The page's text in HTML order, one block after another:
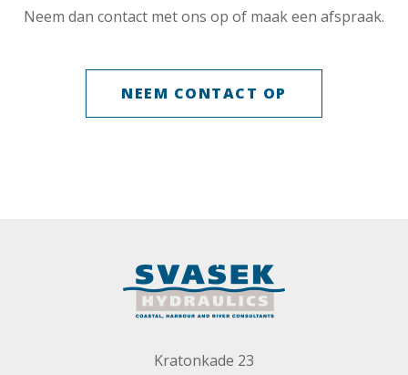
Neem dan contact met ons op of maak een afspraak.
NEEM CONTACT OP
Kratonkade 23